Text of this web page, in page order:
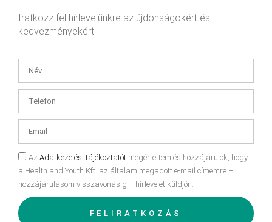
Iratkozz fel hírlevelünkre az újdonságokért és
kedvezményekért!
Az Adatkezelési tájékoztatót megértettem és hozzájárulok, hogy
a Health and Youth Kft. az általam megadott e-mail címemre –
hozzájárulásom visszavonásig – hírlevelet küldjön.
FELIRATKOZÁS